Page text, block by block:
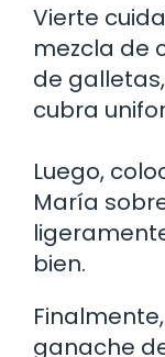
Vierte
mezcla de
de
cubra
Luego,
María
bien.
ganache